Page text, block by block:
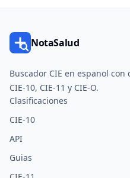
NotaSalud
Buscador CIE en espanol
CIE-10, CIE-11 y CIE-O.
Clasificaciones
CIE-10
API
Guias